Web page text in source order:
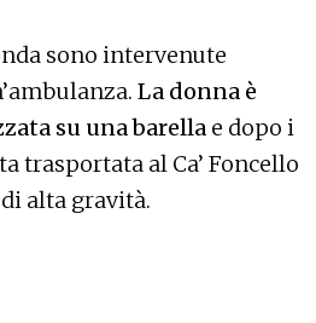
sono intervenute
La donna è
su una barella e dopo i
trasportata al Ca’ Foncello
alta gravità.